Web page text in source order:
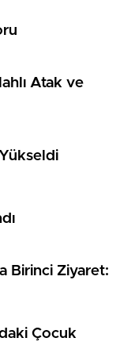
Atak ve
Yükseldi
Birinci Ziyaret:
Çocuk